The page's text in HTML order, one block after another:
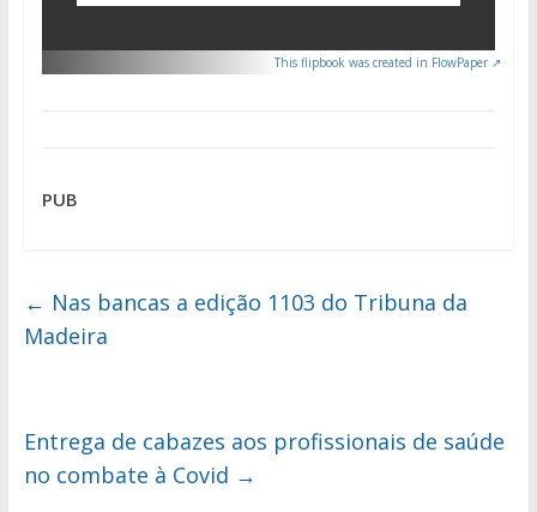
This flipbook was created in FlowPaper ↗
PUB
← Nas bancas a edição 1103 do Tribuna da
Madeira
Entrega de cabazes aos profissionais de saúde
no combate à Covid →